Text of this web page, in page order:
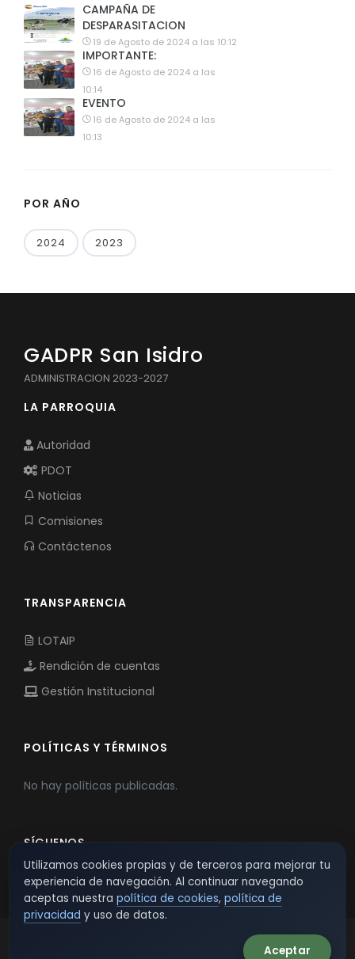
CAMPAÑA DE
DESPARASITACION
19 de Agosto de 2024 a las 10:12
IMPORTANTE:
16 de Agosto de 2024 a las
10:14
EVENTO
16 de Agosto de 2024 a las
10:13
POR AÑO
2024 2023
GADPR San Isidro
ADMINISTRACION 2023-2027
LA PARROQUIA
Autoridad
PDOT
Noticias
Comisiones
Contáctenos
TRANSPARENCIA
LOTAIP
Rendición de cuentas
Gestión Institucional
POLÍTICAS Y TÉRMINOS
No hay políticas publicadas.
SÍGUENOS
© 2026 TSW - TecnoServiWeb. All Rights Reserved.
Utilizamos cookies propias y de terceros para mejorar tu
experiencia de navegación. Al continuar navegando
aceptas nuestra política de cookies, política de
privacidad y uso de datos.
Aceptar